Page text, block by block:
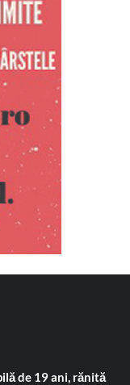
de 19 ani, rănită